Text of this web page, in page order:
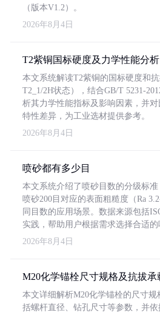
（版本V1.2）。
2026年8月4日
T2紫铜国标硬度及力学性能分析
本文系统解读T2紫铜的国标硬度和
T2_1/2H状态），结合GB/T 5231-
析其力学性能指标及影响因素，并
特性差异，为工业选材提供参考。
2026年8月4日
喷砂都有多少目
本文系统介绍了喷砂目数的分级标
喷砂200目对应的表面粗糙度（Ra
同目数的应用场景。数据来源包括
实践，帮助用户根据需求选择合适的
2026年8月4日
M20化学锚栓尺寸规格及抗拔承
本文详细解析M20化学锚栓的尺寸
括螺杆直径、钻孔尺寸等参数，并